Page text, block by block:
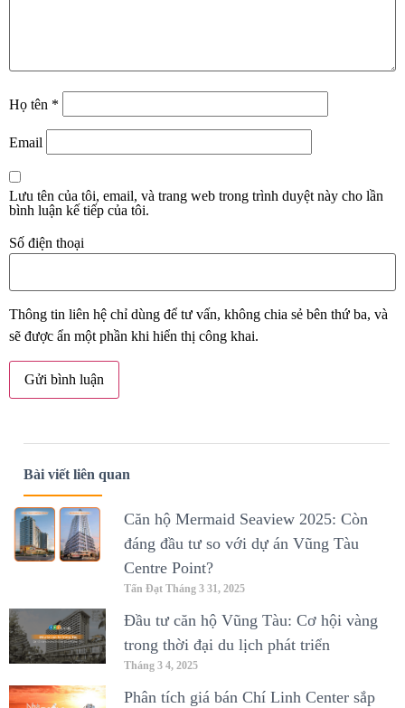
Họ tên *
Email
Lưu tên của tôi, email, và trang web trong trình duyệt này cho lần
bình luận kế tiếp của tôi.
Số điện thoại
Thông tin liên hệ chỉ dùng để tư vấn, không chia sẻ bên thứ ba, và
sẽ được ẩn một phần khi hiển thị công khai.
Bài viết liên quan
Căn hộ Mermaid Seaview 2025: Còn
đáng đầu tư so với dự án Vũng Tàu
Centre Point?
Tấn Đạt Tháng 3 31, 2025
Đầu tư căn hộ Vũng Tàu: Cơ hội vàng
trong thời đại du lịch phát triển
Tháng 3 4, 2025
Phân tích giá bán Chí Linh Center sắp